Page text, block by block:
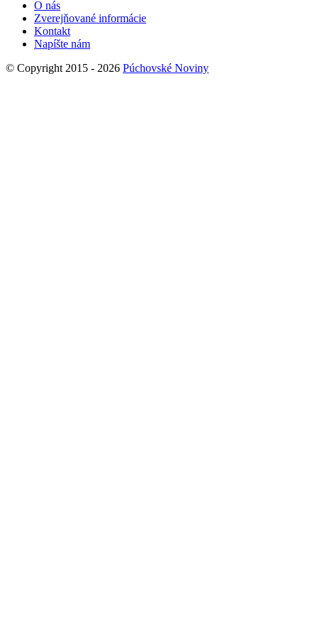
O nás
Zverejňované informácie
Kontakt
Napíšte nám
© Copyright 2015 - 2026 Púchovské Noviny